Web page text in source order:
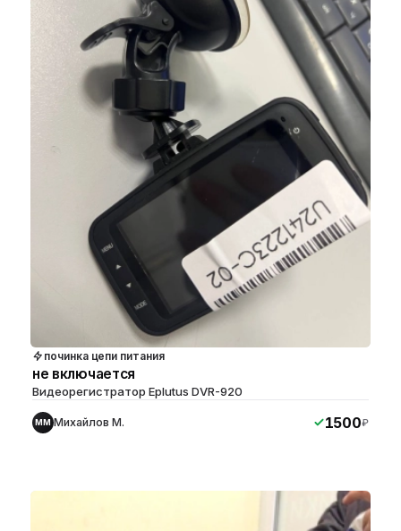
починка цепи питания
не включается
Видеорегистратор Eplutus DVR-920
ММ Михайлов М. 1500₽